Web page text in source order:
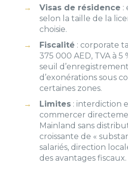
Visas de résidence :
selon la taille de la
choisie.
Fiscalité : corporate
375 000 AED, TVA à 5
seuil
d’exonérations sous
certaines zones.
Limites: interdiction
commercer
Mainland sans
croissante de «
salariés, direction
des avantages fiscaux.